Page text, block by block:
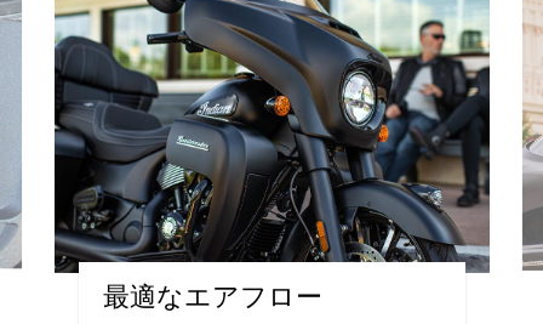
最適なエアフロー